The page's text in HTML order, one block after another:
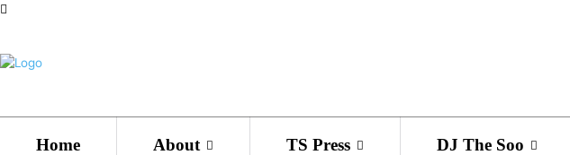
Home About TS Press DJ The Soo